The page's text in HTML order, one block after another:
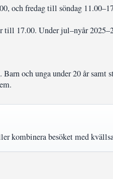
och fredag till söndag
17.00. Under jul–nyår
och unga under 20 år
kombinera besöket med